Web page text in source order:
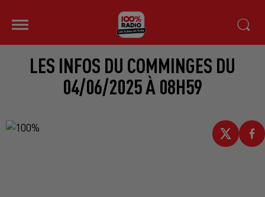
LES INFOS DU COMMINGES DU
04/06/2025 À 08H59